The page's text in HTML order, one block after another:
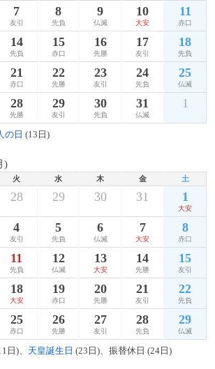
7
友引
8
先負
9
仏滅
10
大安
11
赤口
14
先負
15
赤口
16
先勝
17
友引
18
先負
21
赤口
22
先勝
23
友引
24
先負
25
仏滅
28
先勝
29
友引
30
先負
31
仏滅
1
の日 (13日)
)
火 水 木 金 土
28 29 30 31 1
大安
4
友引
5
先負
6
仏滅
7
大安
8
赤口
11
先負
12
仏滅
13
大安
14
先勝
15
友引
18
大安
19
赤口
20
先勝
21
友引
22
先負
25
赤口
26
先勝
27
友引
28
先負
29
仏滅
日)、 天皇誕生日 (23日)、振替休日 (24日)